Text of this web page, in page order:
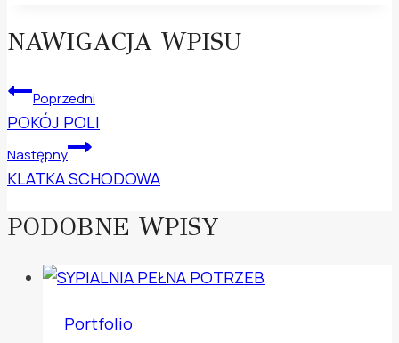
NAWIGACJA WPISU
Poprzedni
POKÓJ POLI
Następny
KLATKA SCHODOWA
PODOBNE WPISY
Portfolio